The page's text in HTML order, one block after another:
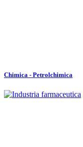
Chimica - Petrolchimica